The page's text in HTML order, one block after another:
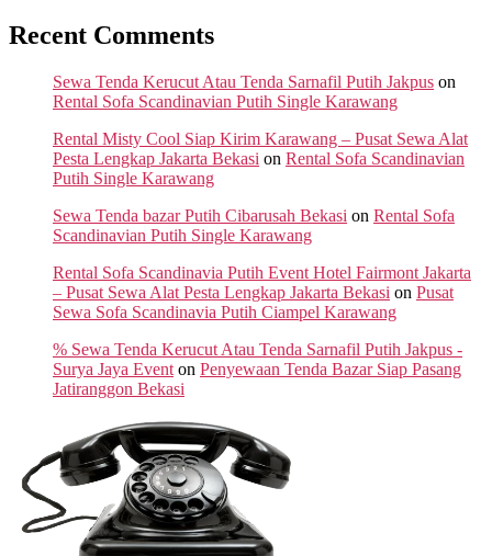
Recent Comments
Sewa Tenda Kerucut Atau Tenda Sarnafil Putih Jakpus on
Rental Sofa Scandinavian Putih Single Karawang
Rental Misty Cool Siap Kirim Karawang – Pusat Sewa Alat
Pesta Lengkap Jakarta Bekasi on Rental Sofa Scandinavian
Putih Single Karawang
Sewa Tenda bazar Putih Cibarusah Bekasi on Rental Sofa
Scandinavian Putih Single Karawang
Rental Sofa Scandinavia Putih Event Hotel Fairmont Jakarta
– Pusat Sewa Alat Pesta Lengkap Jakarta Bekasi on Pusat
Sewa Sofa Scandinavia Putih Ciampel Karawang
% Sewa Tenda Kerucut Atau Tenda Sarnafil Putih Jakpus -
Surya Jaya Event on Penyewaan Tenda Bazar Siap Pasang
Jatiranggon Bekasi